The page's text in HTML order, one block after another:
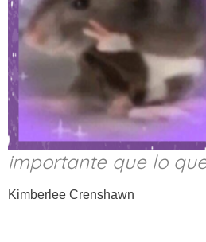
importante que lo
Kimberlee Crenshawn